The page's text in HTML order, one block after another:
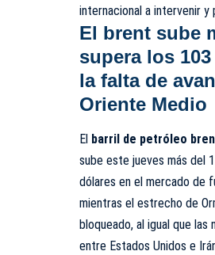
internacional a intervenir y
El brent sube
supera los
la falta de
Oriente Medio
El barril de petróleo
sube este jueves más del
dólares en el mercado de
mientras el estrecho de
bloqueado, al igual que las
entre Estados Unidos e